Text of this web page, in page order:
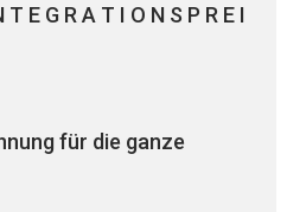
E G R A T I O N S P R E I
für die ganze